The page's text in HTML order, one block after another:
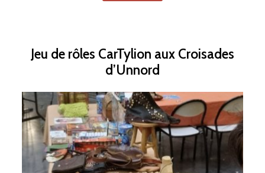
Jeu de rôles CarTylion aux Croisades
d’Unnord